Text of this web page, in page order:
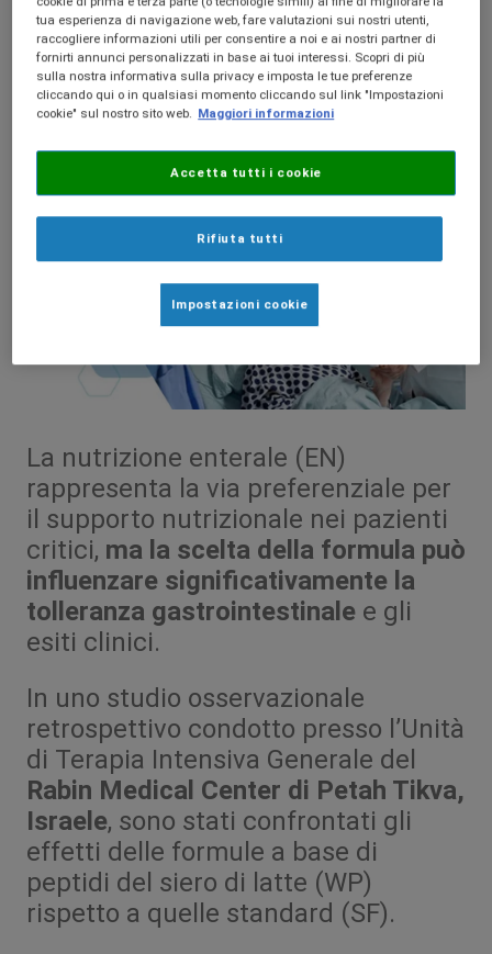
peptidi del siero di
latte
La nutrizione enterale (EN)
rappresenta la via preferenziale per
il supporto nutrizionale nei pazienti
critici, ma la scelta della formula può
influenzare significativamente la
tolleranza gastrointestinale e gli
esiti clinici.
In uno studio osservazionale
retrospettivo condotto presso l’Unità
di Terapia Intensiva Generale del
Rabin Medical Center di Petah Tikva,
Israele, sono stati confrontati gli
effetti delle formule a base di
peptidi del siero di latte (WP)
rispetto a quelle standard (SF).
tua esperienza di navigazione web, fare valutazioni sui nostri utenti,
raccogliere informazioni utili per consentire a noi e ai nostri partner di
fornirti annunci personalizzati in base ai tuoi interessi. Scopri di più
sulla nostra informativa sulla privacy e imposta le tue preferenze
cliccando qui o in qualsiasi momento cliccando sul link "Impostazioni
cookie" sul nostro sito web.
Maggiori informazioni
Rifiuta tutti
Accetta tutti i cookie
Impostazioni cookie